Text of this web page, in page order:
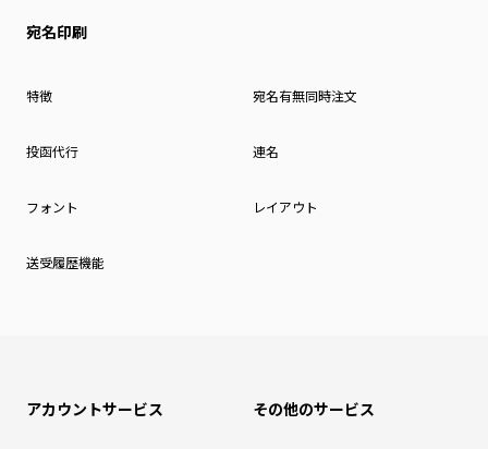
宛名印刷
特徴 宛名有無同時注文
投函代行 連名
フォント レイアウト
送受履歴機能
アカウントサービス その他のサービス